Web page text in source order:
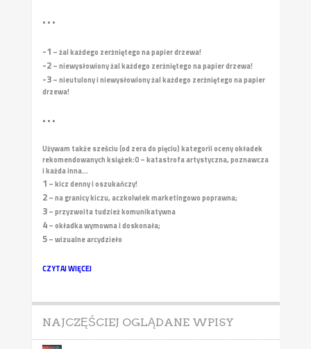
• • •
-1 – żal każdego zerżniętego na papier drzewa!
-2– niewysłowiony żal każdego zerżniętego na papier drzewa!
-3– nieutulony i niewysłowiony żal każdego zerżniętego na papier
drzewa!
• • •
Używam także sześciu (od zera do pięciu) kategorii oceny okładek
rekomendowanych książek:0 – katastrofa artystyczna, poznawcza
i każda inna...
1 – kicz denny i oszukańczy!
2– na granicy kiczu, aczkolwiek marketingowo poprawna;
3– przyzwoita tudzież komunikatywna
4– okładka wymowna i doskonała;
5– wizualne arcydzieło
CZYTAJ WIĘCEJ
NAJCZĘŚCIEJ OGLĄDANE WPISY